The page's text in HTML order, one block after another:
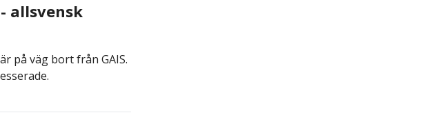
allsvensk
på väg bort från GAIS.